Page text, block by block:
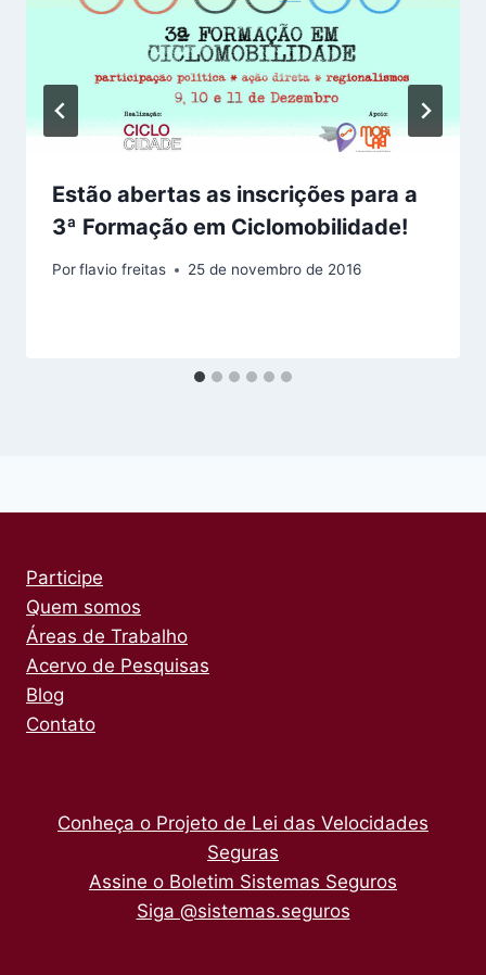
Estão abertas as inscrições para a
3ª Formação em Ciclomobilidade!
Porflavio freitas 25 de novembro de 2016
Participe
Quem somos
Áreas de Trabalho
Acervo de Pesquisas
Blog
Contato
Conheça o Projeto de Lei das Velocidades
Seguras
Assine o Boletim Sistemas Seguros
Siga @sistemas.seguros